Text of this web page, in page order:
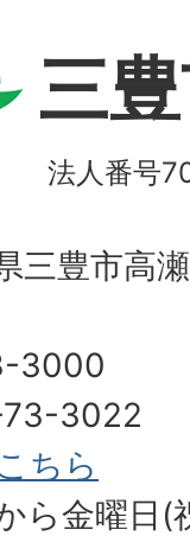
三
法人番号
三豊市高
3000
3022
ちら
ら金曜日(